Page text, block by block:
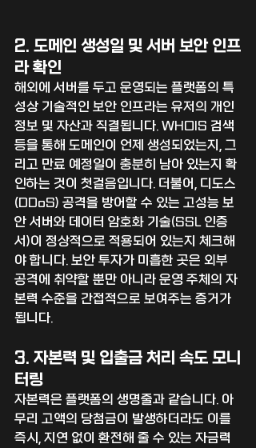
2. 도메인 생성일 및 서버 보안 인프
라 확인
해외에 서버를 두고 운영되는 플랫폼의 특
성상 기술적인 보안 인프라는 유저의 개인
정보 및 자산과 직결됩니다. WHOIS 검색
등을 통해 도메인이 언제 생성되었는지, 그
리고 만료 예정일이 충분히 남아 있는지 확
인하는 것이 첫걸음입니다. 더불어, 디도스
(DDoS) 공격을 방어할 수 있는 고성능 보
안 서버와 데이터 암호화 기술(SSL 인증
서)이 정상적으로 적용되어 있는지 체크해
야 합니다. 보안 투자가 미흡한 곳은 외부
공격에 취약할 뿐만 아니라 운영 주체의 자
본력 수준을 간접적으로 보여주는 증거가
됩니다.
3. 자본력 및 입출금 처리 속도 모니
터링
자본력은 플랫폼의 생명줄과 같습니다. 아
무리 고액의 당첨금이 발생하더라도 이를
즉시, 지연 없이 환전해 줄 수 있는 자금력